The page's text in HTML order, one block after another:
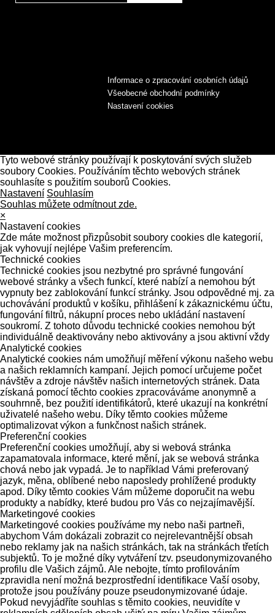
Informace o zpracování osobních údajů
Všeobecné obchodní podmínky
Nastavení cookies
Tyto webové stránky používají k poskytování svých služeb
soubory Cookies. Používáním těchto webových stránek
souhlasíte s použitím souborů Cookies.
Nastavení Souhlasím
Souhlas můžete odmítnout zde.
×
Nastavení cookies
Zde máte možnost přizpůsobit soubory cookies dle kategorií,
jak vyhovují nejlépe Vašim preferencím.
Technické cookies
Technické cookies jsou nezbytné pro správné fungování
webové stránky a všech funkcí, které nabízí a nemohou být
vypnuty bez zablokování funkcí stránky. Jsou odpovědné mj. za
uchovávání produktů v košíku, přihlášení k zákaznickému účtu,
fungování filtrů, nákupní proces nebo ukládání nastavení
soukromí. Z tohoto důvodu technické cookies nemohou být
individuálně deaktivovány nebo aktivovány a jsou aktivní vždy
Analytické cookies
Analytické cookies nám umožňují měření výkonu našeho webu
a našich reklamních kampaní. Jejich pomocí určujeme počet
návštěv a zdroje návštěv našich internetových stránek. Data
získaná pomocí těchto cookies zpracováváme anonymně a
souhrnně, bez použití identifikátorů, které ukazují na konkrétní
uživatelé našeho webu. Díky těmto cookies můžeme
optimalizovat výkon a funkčnost našich stránek.
Preferenční cookies
Preferenční cookies umožňují, aby si webová stránka
zapamatovala informace, které mění, jak se webová stránka
chová nebo jak vypadá. Je to například Vámi preferovaný
jazyk, měna, oblíbené nebo naposledy prohlížené produkty
apod. Díky těmto cookies Vám můžeme doporučit na webu
produkty a nabídky, které budou pro Vás co nejzajímavější.
Marketingové cookies
Marketingové cookies používáme my nebo naši partneři,
abychom Vám dokázali zobrazit co nejrelevantnější obsah
nebo reklamy jak na našich stránkách, tak na stránkách třetích
subjektů. To je možné díky vytváření tzv. pseudonymizovaného
profilu dle Vašich zájmů. Ale nebojte, tímto profilováním
zpravidla není možná bezprostřední identifikace Vaší osoby,
protože jsou používány pouze pseudonymizované údaje.
Pokud nevyjádříte souhlas s těmito cookies, neuvidíte v